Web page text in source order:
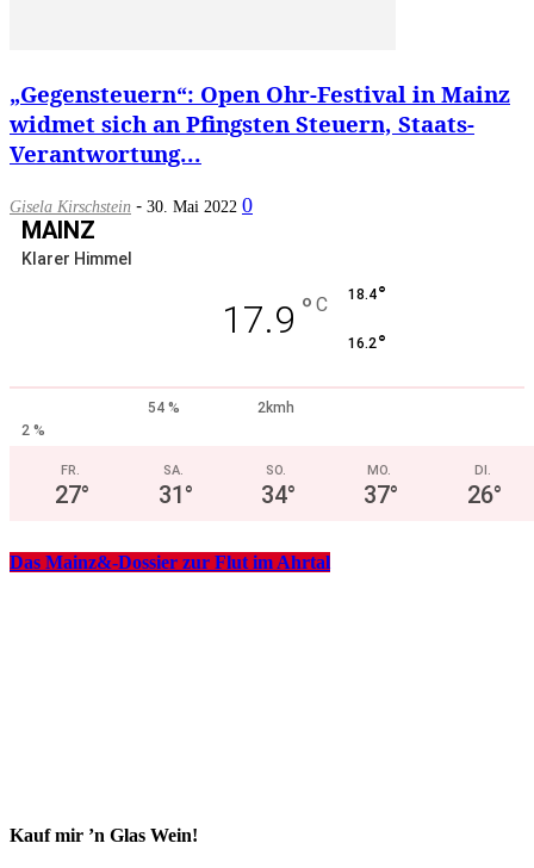
„Gegensteuern“: Open Ohr-Festival in Mainz
widmet sich an Pfingsten Steuern, Staats-
Verantwortung...
Gisela Kirschstein - 30. Mai 2022 0
MAINZ
Klarer Himmel
17.9 ° C 18.4°
16.2°
54 %
2kmh
2 %
FR.
27°
SA.
31°
SO.
34°
MO.
37°
DI.
26°
Das Mainz&-Dossier zur Flut im Ahrtal
Kauf mir ’n Glas Wein!